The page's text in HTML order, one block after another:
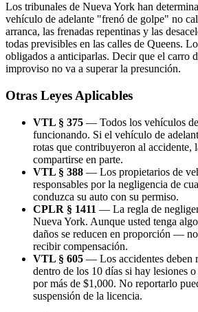
Los tribunales de Nueva York han
vehículo de adelante "frenó de golpe" no
arranca, las frenadas repentinas y las
todas previsibles en las calles de Queens.
obligados a anticiparlas. Decir que el carro
improviso no va a superar la presunción.
Otras Leyes Aplicables
VTL § 375 — Todos los vehículos
funcionando. Si el vehículo de
rotas que contribuyeron al accidente,
compartirse en parte.
VTL § 388 — Los propietarios de
responsables por la negligencia de
conduzca su auto con su permiso.
CPLR § 1411 — La regla de
Nueva York. Aunque usted tenga
daños se reducen en proporción —
recibir compensación.
VTL § 605 — Los accidentes deben
dentro de los 10 días si hay lesiones
por más de $1,000. No reportarlo
suspensión de la licencia.